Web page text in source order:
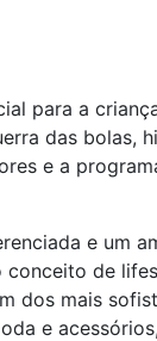
para a
das
e a
e um
de
dos mais
e